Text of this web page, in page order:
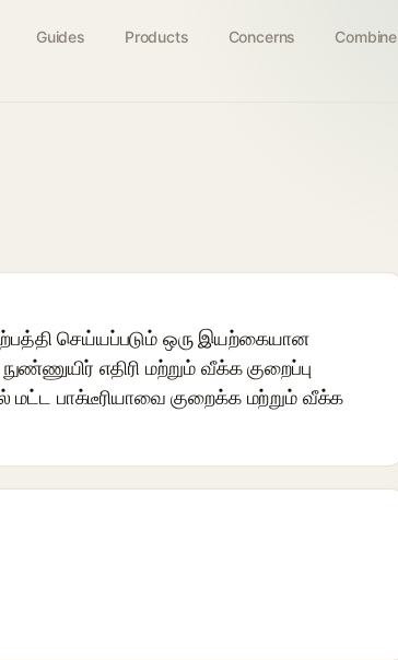
Guides Products Concerns Combine
செய்யப்படும் ஒரு இயற்கையான
எதிரி மற்றும் வீக்க குறைப்பு
மட்ட பாக்டீரியாவை குறைக்க மற்றும் வீக்க